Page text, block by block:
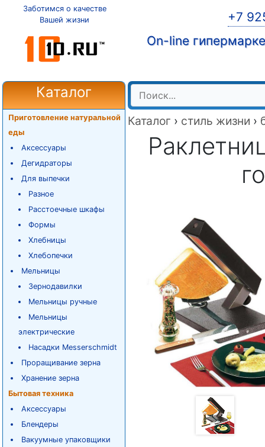
Заботимся о качестве
Вашей жизни
+7
On-line
Каталог
Приготовление натуральной
еды
Аксессуары
Дегидраторы
Для выпечки
Разное
Расстоечные шкафы
Формы
Хлебницы
Хлебопечки
Мельницы
Зернодавилки
Мельницы ручные
Мельницы
электрические
Насадки Messerschmidt
Проращивание зерна
Хранение зерна
Бытовая техника
Аксессуары
Блендеры
Вакуумные упаковщики
Каталог › стиль жизни ›